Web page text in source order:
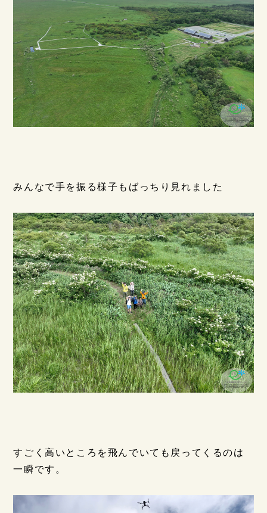
みんなで手を振る様子もばっちり見れました
すごく高いところを飛んでいても戻ってくるのは
一瞬です。